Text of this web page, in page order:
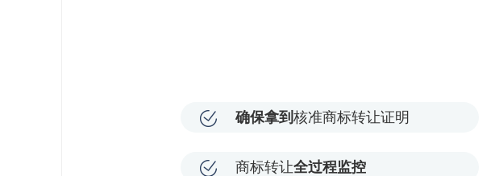
确保拿到 核准商标转让证明
商标转让全过程监控